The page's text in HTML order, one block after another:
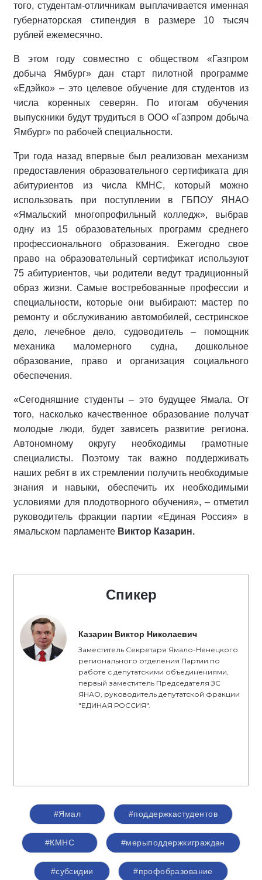
того, студентам-отличникам выплачивается именная
губернаторская стипендия в размере 10 тысяч
рублей ежемесячно.
В этом году совместно с обществом «Газпром
добыча Ямбург» дан старт пилотной программе
«Едэйко» – это целевое обучение для студентов из
числа коренных северян. По итогам обучения
выпускники будут трудиться в ООО «Газпром добыча
Ямбург» по рабочей специальности.
Три года назад впервые был реализован механизм
предоставления образовательного сертификата для
абитуриентов из числа КМНС, который можно
использовать при поступлении в ГБПОУ ЯНАО
«Ямальский многопрофильный колледж», выбрав
одну из 15 образовательных программ среднего
профессионального образования. Ежегодно свое
право на образовательный сертификат используют
75 абитуриентов, чьи родители ведут традиционный
образ жизни. Самые востребованные профессии и
специальности, которые они выбирают: мастер по
ремонту и обслуживанию автомобилей, сестринское
дело, лечебное дело, судоводитель – помощник
механика маломерного судна, дошкольное
образование, право и организация социального
обеспечения.
«Сегодняшние студенты – это будущее Ямала. От
того, насколько качественное образование получат
молодые люди, будет зависеть развитие региона.
Автономному округу необходимы грамотные
специалисты. Поэтому так важно поддерживать
наших ребят в их стремлении получить необходимые
знания и навыки, обеспечить их необходимыми
условиями для плодотворного обучения», – отметил
руководитель фракции партии «Единая Россия» в
ямальском парламенте Виктор Казарин.
Спикер
Казарин Виктор Николаевич
Заместитель Секретаря Ямало-Ненецкого
регионального отделения Партии по
работе с депутатскими объединениями,
первый заместитель Председателя ЗС
ЯНАО, руководитель депутатской фракции
"ЕДИНАЯ РОССИЯ".
#Ямал #поддержкастудентов
#КМНС #мерыподдержкиграждан
#субсидии #профобразование